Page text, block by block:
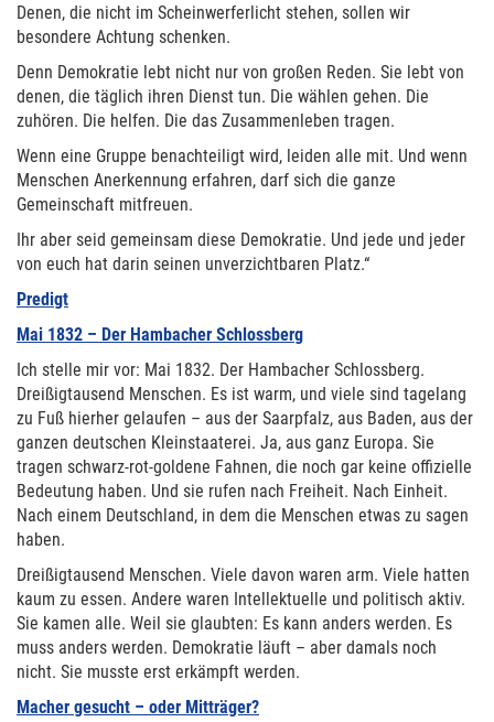
Denen, die nicht im Scheinwerferlicht stehen, sollen wir
besondere Achtung schenken.
Denn Demokratie lebt nicht nur von großen Reden. Sie lebt von
denen, die täglich ihren Dienst tun. Die wählen gehen. Die
zuhören. Die helfen. Die das Zusammenleben tragen.
Wenn eine Gruppe benachteiligt wird, leiden alle mit. Und wenn
Menschen Anerkennung erfahren, darf sich die ganze
Gemeinschaft mitfreuen.
Ihr aber seid gemeinsam diese Demokratie. Und jede und jeder
von euch hat darin seinen unverzichtbaren Platz.“
Predigt
Mai 1832 – Der Hambacher Schlossberg
Ich stelle mir vor: Mai 1832. Der Hambacher Schlossberg.
Dreißigtausend Menschen. Es ist warm, und viele sind tagelang
zu Fuß hierher gelaufen – aus der Saarpfalz, aus Baden, aus der
ganzen deutschen Kleinstaaterei. Ja, aus ganz Europa. Sie
tragen schwarz-rot-goldene Fahnen, die noch gar keine offizielle
Bedeutung haben. Und sie rufen nach Freiheit. Nach Einheit.
Nach einem Deutschland, in dem die Menschen etwas zu sagen
haben.
Dreißigtausend Menschen. Viele davon waren arm. Viele hatten
kaum zu essen. Andere waren Intellektuelle und politisch aktiv.
Sie kamen alle. Weil sie glaubten: Es kann anders werden. Es
muss anders werden. Demokratie läuft – aber damals noch
nicht. Sie musste erst erkämpft werden.
Macher gesucht – oder Mitträger?